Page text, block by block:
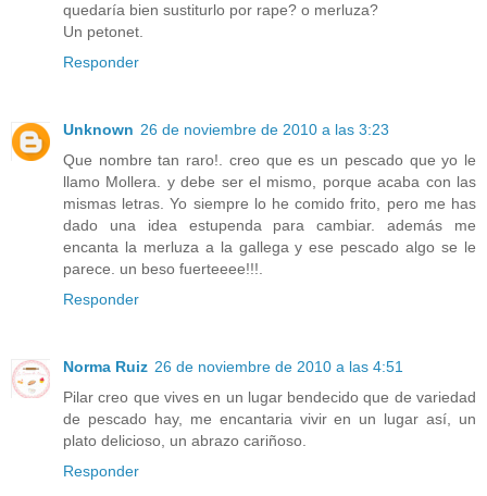
quedaría bien sustiturlo por rape? o merluza?
Un petonet.
Responder
Unknown 26 de noviembre de 2010 a las 3:23
Que nombre tan raro!. creo que es un pescado que yo le
llamo Mollera. y debe ser el mismo, porque acaba con las
mismas letras. Yo siempre lo he comido frito, pero me has
dado una idea estupenda para cambiar. además me
encanta la merluza a la gallega y ese pescado algo se le
parece. un beso fuerteeee!!!.
Responder
Norma Ruiz 26 de noviembre de 2010 a las 4:51
Pilar creo que vives en un lugar bendecido que de variedad
de pescado hay, me encantaria vivir en un lugar así, un
plato delicioso, un abrazo cariñoso.
Responder